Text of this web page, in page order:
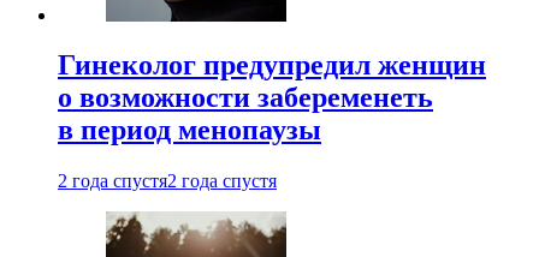
Гинеколог предупредил женщин
о возможности забеременеть
в период менопаузы
2 года спустя2 года спустя